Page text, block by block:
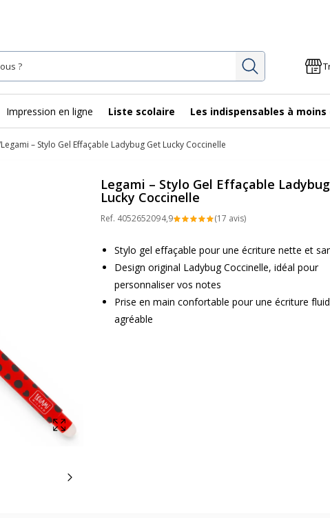
Rechercher
Impression en ligne Liste scolaire Les indispensables à moins
Legami – Stylo Gel Effaçable Ladybug Get Lucky Coccinelle
Afficher en plein écran
Slide suivant
Legami – Stylo Gel Effaçable
Lucky Coccinelle
Ref. 4052652094,9 (17 avis)
Stylo gel effaçable pour une écriture nette et
Design original Ladybug Coccinelle, idéal pour
personnaliser vos notes
Prise en main confortable pour une écriture
agréable